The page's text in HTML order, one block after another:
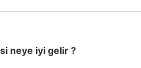
neye iyi gelir ?